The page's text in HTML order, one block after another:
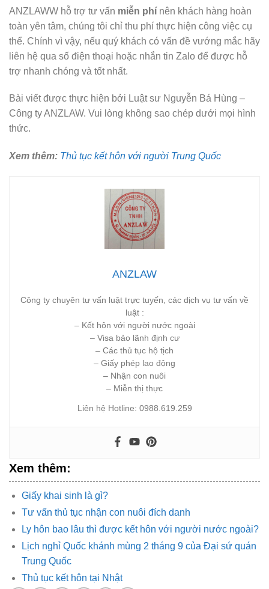
ANZLAWW hỗ trợ tư vấn miễn phí nên khách hàng hoàn
toàn yên tâm, chúng tôi chỉ thu phí thực hiện công việc cụ
thể. Chính vì vậy, nếu quý khách có vấn đề vướng mắc hãy
liên hệ qua số điện thoại hoặc nhắn tin Zalo để được hỗ
trợ nhanh chóng và tốt nhất.
Bài viết được thực hiện bởi Luật sư Nguyễn Bá Hùng –
Công ty ANZLAW. Vui lòng không sao chép dưới mọi hình
thức.
Xem thêm: Thủ tục kết hôn với người Trung Quốc
ANZLAW
Công ty chuyên tư vấn luật trực tuyến, các dịch vụ tư vấn về
luật :
– Kết hôn với người nước ngoài
– Visa bảo lãnh định cư
– Các thủ tục hộ tịch
– Giấy phép lao động
– Nhận con nuôi
– Miễn thị thực
Liên hệ Hotline: 0988.619.259
Xem thêm:
Giấy khai sinh là gì?
Tư vấn thủ tục nhận con nuôi đích danh
Ly hôn bao lâu thì được kết hôn với người nước ngoài?
Lịch nghỉ Quốc khánh mùng 2 tháng 9 của Đại sứ quán
Trung Quốc
Thủ tục kết hôn tại Nhật